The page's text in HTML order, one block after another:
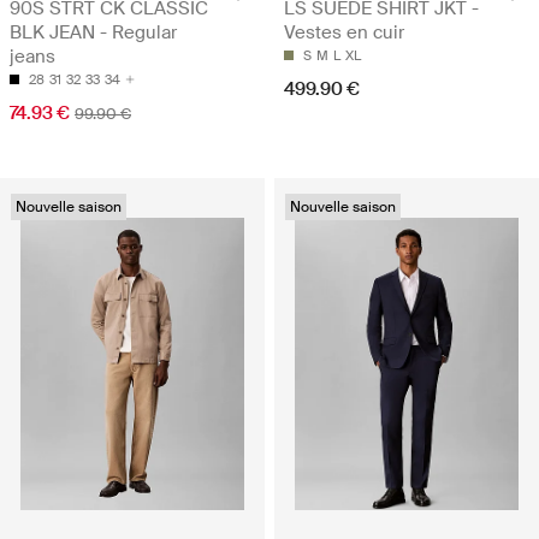
90S STRT CK CLASSIC
BLK JEAN - Regular
jeans
28 31 32 33 34
74.93 € 99.90 €
LS SUEDE SHIRT JKT -
Vestes en cuir
S M L XL
499.90 €
Nouvelle saison Nouvelle saison